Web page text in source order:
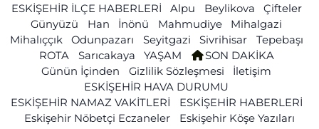
ESKİŞEHİR İLÇE HABERLERİ
Alpu Beylikova
Çifteler
Günyüzü
Han İnönü Mahmudiye
Mihalgazi
Mihalıççık
Odunpazarı Seyitgazi Sivrihisar
Tepebaşı
ROTA
Sarıcakaya YAŞAM
SON DAKİKA
Günün İçinden
Gizlilik Sözleşmesi
İletişim
ESKİŞEHİR HAVA DURUMU
ESKİŞEHİR NAMAZ VAKİTLERİ
ESKİŞEHİR HABERLERİ
Eskişehir Nöbetçi Eczaneler
Eskişehir Köşe Yazıları